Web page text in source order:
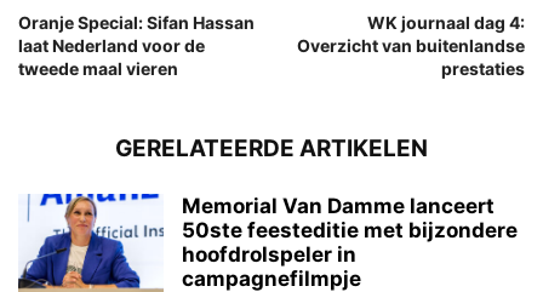
Oranje Special: Sifan Hassan
laat Nederland voor de
tweede maal vieren
WK journaal dag 4:
Overzicht van buitenlandse
prestaties
GERELATEERDE ARTIKELEN
Memorial Van Damme lanceert
50ste feesteditie met bijzondere
hoofdrolspeler in
campagnefilmpje